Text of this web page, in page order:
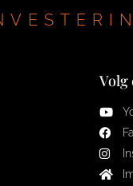
Volg